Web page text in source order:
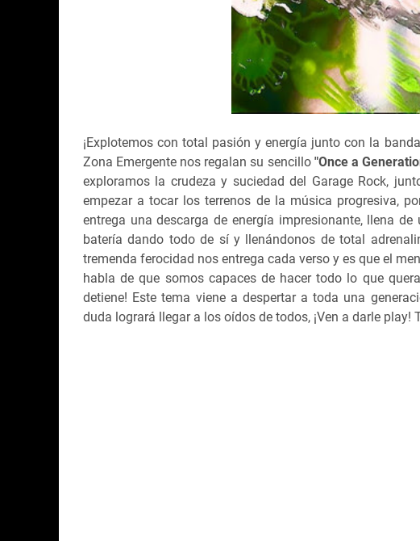
¡Explotemos con total pasión y energía junto con la banda
Zona Emergente nos regalan su sencillo "Once a
exploramos la crudeza y suciedad del Garage Rock,
empezar a tocar los terrenos de la música progresiva,
entrega una descarga de energía impresionante, llena
batería dando todo de sí y llenándonos de total
tremenda ferocidad nos entrega cada verso y es que el
habla de que somos capaces de hacer todo lo que
detiene! Este tema viene a despertar a toda una
duda logrará llegar a los oídos de todos, ¡Ven a darle play!